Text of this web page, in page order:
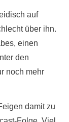
auf
über ihn.
einen
den
noch mehr
damit zu